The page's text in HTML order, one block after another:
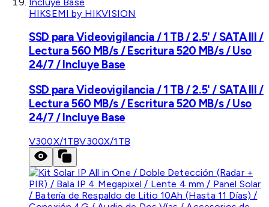
HIKSEMI by HIKVISION
SSD para Videovigilancia / 1 TB / 2.5' / SATA III /
Lectura 560 MB/s / Escritura 520 MB/s / Uso
24/7 / Incluye Base
SSD para Videovigilancia / 1 TB / 2.5' / SATA III /
Lectura 560 MB/s / Escritura 520 MB/s / Uso
24/7 / Incluye Base
V300X/1TBV300X/1TB